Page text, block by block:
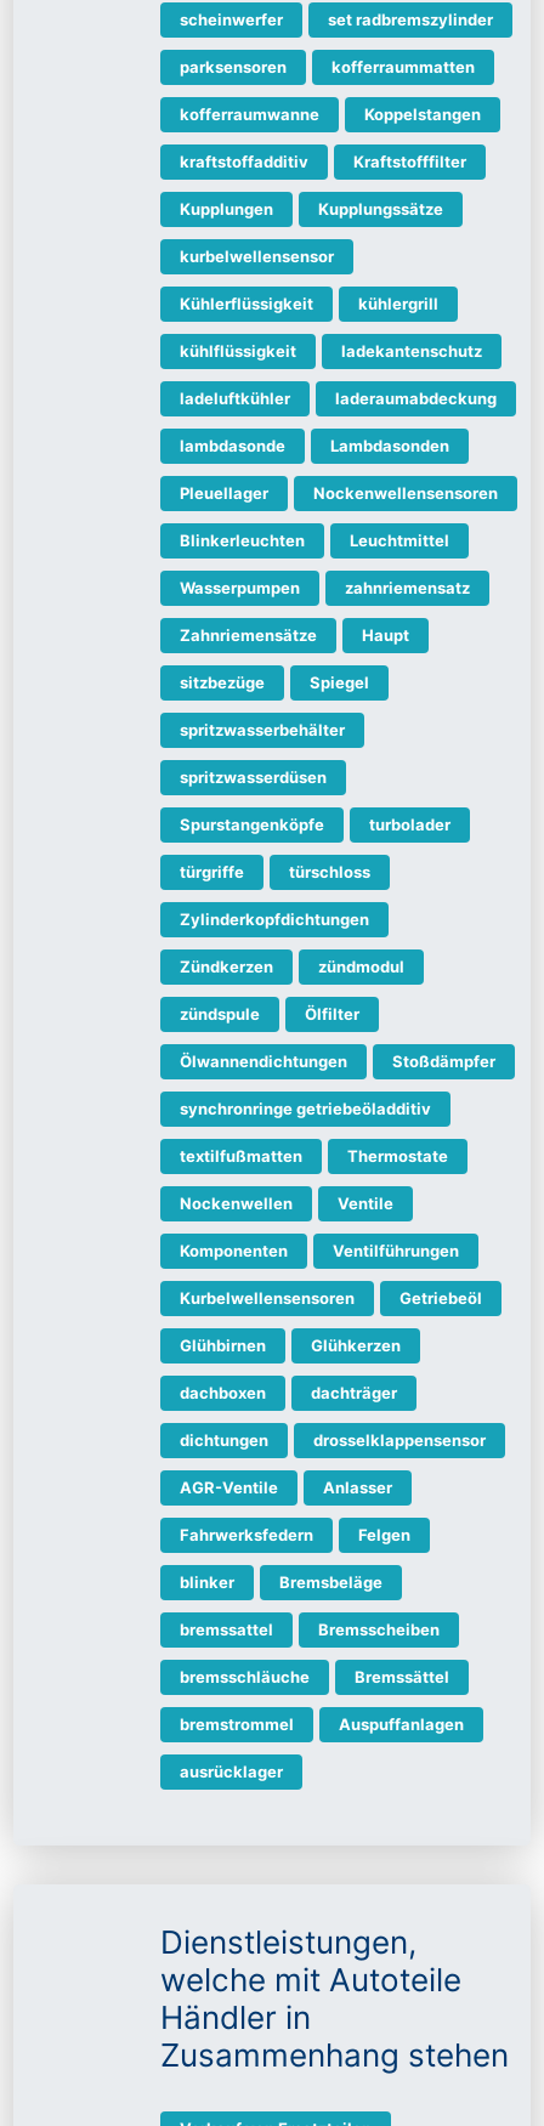
scheinwerfer set radbremszylinder
parksensoren kofferraummatten
kofferraumwanne Koppelstangen
kraftstoffadditiv Kraftstofffilter
Kupplungen Kupplungssätze
kurbelwellensensor
Kühlerflüssigkeit kühlergrill
kühlflüssigkeit ladekantenschutz
ladeluftkühler laderaumabdeckung
lambdasonde Lambdasonden
Pleuellager Nockenwellensensoren
Blinkerleuchten Leuchtmittel
Wasserpumpen zahnriemensatz
Zahnriemensätze Haupt
sitzbezüge Spiegel
spritzwasserbehälter
spritzwasserdüsen
Spurstangenköpfe turbolader
türgriffe türschloss
Zylinderkopfdichtungen
Zündkerzen zündmodul
zündspule Ölfilter
Ölwannendichtungen Stoßdämpfer
synchronringe getriebeöladditiv
textilfußmatten Thermostate
Nockenwellen Ventile
Komponenten Ventilführungen
Kurbelwellensensoren Getriebeöl
Glühbirnen Glühkerzen
dachboxen dachträger
dichtungen drosselklappensensor
AGR-Ventile Anlasser
Fahrwerksfedern Felgen
blinker Bremsbeläge
bremssattel Bremsscheiben
bremsschläuche Bremssättel
bremstrommel Auspuffanlagen
ausrücklager
Dienstleistungen,
welche mit Autoteile
Händler in
Zusammenhang stehen